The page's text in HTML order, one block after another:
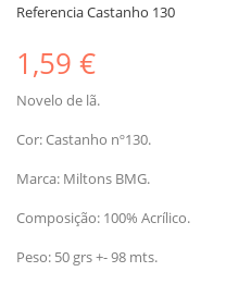
ReferenciaCastanho 130
1,59 €
Novelo de lã.
Cor: Castanho nº130.
Marca: Miltons BMG.
Composição: 100% Acrílico.
Peso: 50 grs +- 98 mts.